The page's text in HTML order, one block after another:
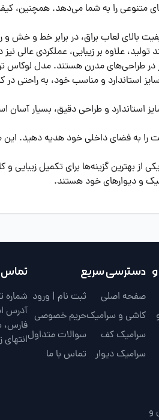
و ترکیب‌بندی‌های متنوعی را به شما
ترانس با ضخامت 11 میلیمتر و کیفیت بالای
علاوه بر زیبایی، عملکردی عالی نیز
طراحی‌های مدرن هستند. مدل لوکاس
استاندارد و مناسب خود، به راحتی
استاندارد و طراحی دقیق، بسیار آسان
را به فضای داخلی خود هدیه دهید.
بهترین گزینه‌ها برای تکمیل
و دیوارهای خود هستند.
و
دسترسی سریع
صفحه اصلی
کاشی و سرامیک
سرامیک کف
سرامیک دیوار
ثبت نام | ورود
حریم خصوصی
سوالات متداول
تماس با ما
تماس
شماره
آدرس